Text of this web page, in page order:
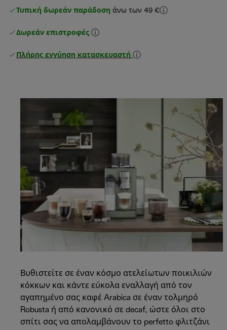
Τυπική δωρεάν παράδοση άνω των 49 €
Δωρεάν επιστροφές
Πλήρης εγγύηση κατασκευαστή
Βυθιστείτε σε έναν κόσμο ατελείωτων ποικιλιών
κόκκων και κάντε εύκολα εναλλαγή από τον
αγαπημένο σας καφέ Arabica σε έναν τολμηρό
Robusta ή από κανονικό σε decaf, ώστε όλοι στο
σπίτι σας να απολαμβάνουν το perfetto φλιτζάνι